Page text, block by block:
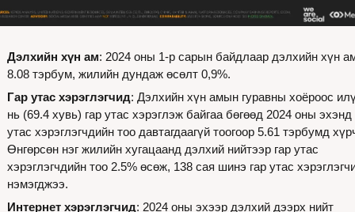
Дэлхийн хүн ам: 2024 оны 1-р сарын байдлаар дэлхийн хүн
8.08 тэрбум, жилийн дундаж өсөлт 0,9%.
Гар утас хэрэглэгчид: Дэлхийн хүн амын гуравны хоёроос
нь (69.4 хувь) гар утас хэрэглэж байгаа бөгөөд 2024 оны эхэнд
утас хэрэглэгчдийн тоо давтагдаагүй тоогоор 5.61 тэрбумд
Өнгөрсөн нэг жилийн хугацаанд дэлхий нийтээр гар утас
хэрэглэгчдийн тоо 2.5% өсөж, 138 сая шинэ гар утас
нэмэгджээ.
Интернет хэрэглэгчид: 2024 оны эхээр дэлхий дээрх нийт